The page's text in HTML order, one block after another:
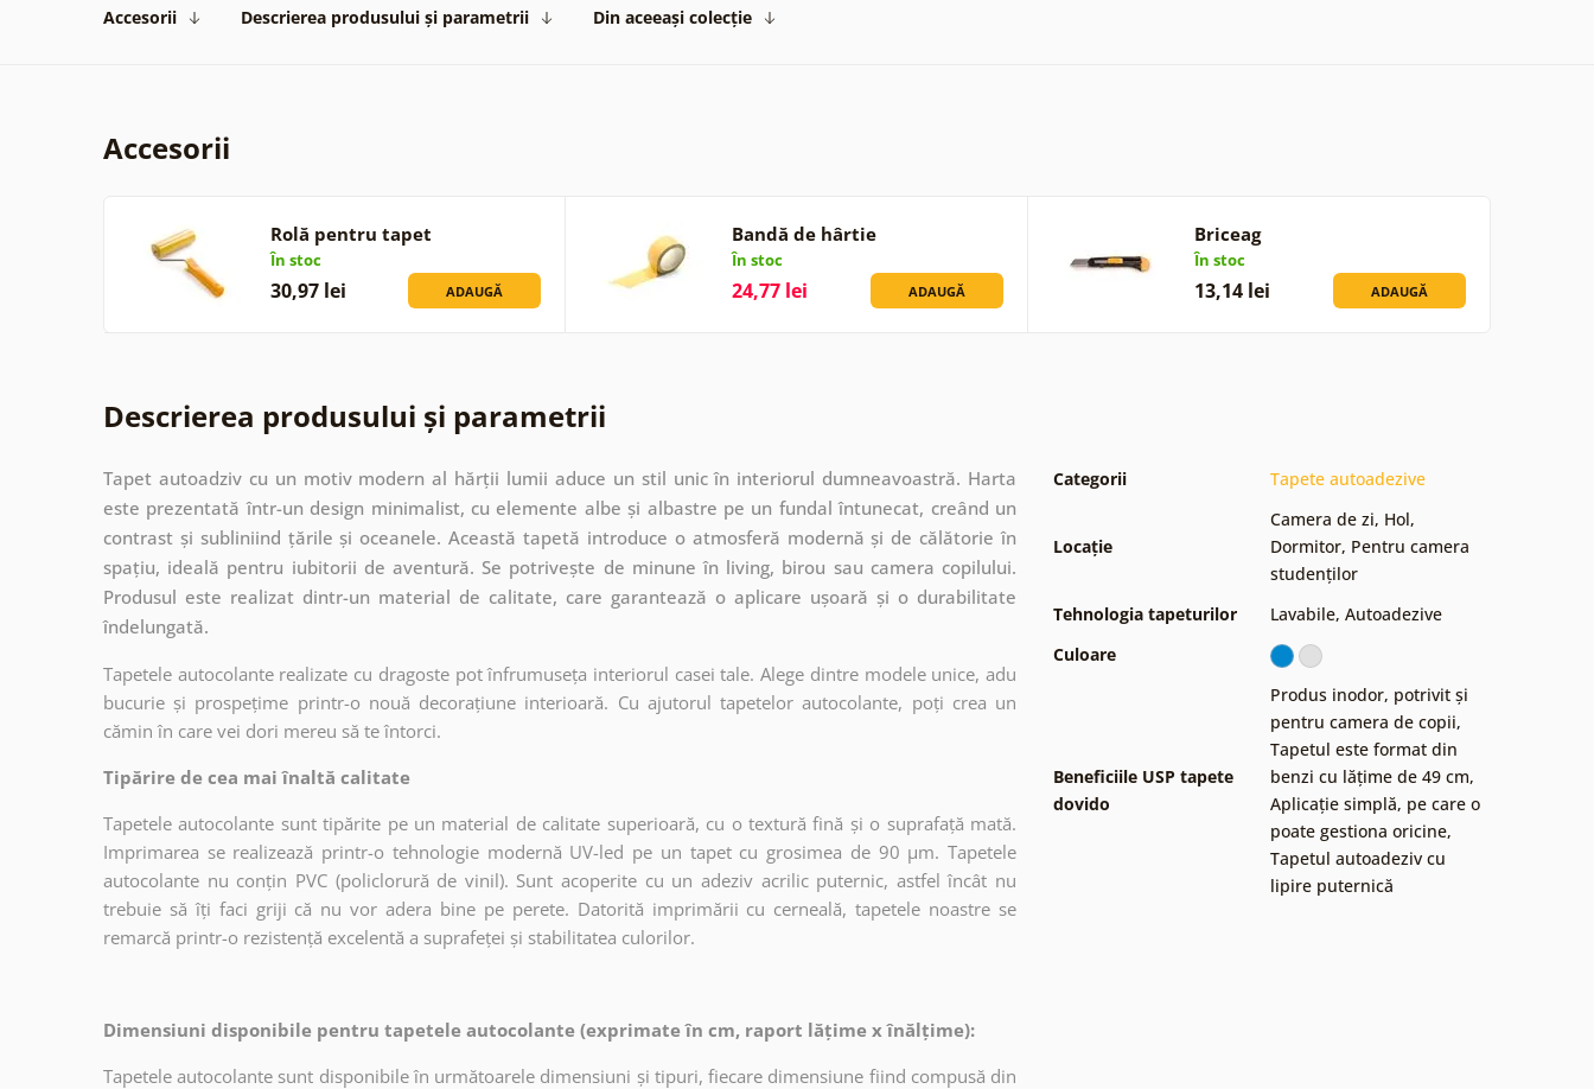
Accesorii Descrierea produsului și parametrii Din aceeași colecție
Accesorii
Rolă pentru tapet
În stoc
30,97 lei ADAUGĂ
Bandă de hârtie
În stoc
24,77 lei ADAUGĂ
Briceag
În stoc
13,14 lei ADAUGĂ
Descrierea produsului și parametrii
Tapet autoadziv cu un motiv modern al hărții lumii aduce un stil unic în interiorul dumneavoastră. Harta
este prezentată într-un design minimalist, cu elemente albe și albastre pe un fundal întunecat, creând un
contrast și subliniind țările și oceanele. Această tapetă introduce o atmosferă modernă și de călătorie în
spațiu, ideală pentru iubitorii de aventură. Se potrivește de minune în living, birou sau camera copilului.
Produsul este realizat dintr-un material de calitate, care garantează o aplicare ușoară și o durabilitate
îndelungată.
Tapetele autocolante realizate cu dragoste pot înfrumuseța interiorul casei tale. Alege dintre modele unice, adu
bucurie și prospețime printr-o nouă decorațiune interioară. Cu ajutorul tapetelor autocolante, poți crea un
cămin în care vei dori mereu să te întorci.
Tipărire de cea mai înaltă calitate
Tapetele autocolante sunt tipărite pe un material de calitate superioară, cu o textură fină și o suprafață mată.
Imprimarea se realizează printr-o tehnologie modernă UV-led pe un tapet cu grosimea de 90 µm. Tapetele
autocolante nu conțin PVC (policlorură de vinil). Sunt acoperite cu un adeziv acrilic puternic, astfel încât nu
trebuie să îți faci griji că nu vor adera bine pe perete. Datorită imprimării cu cerneală, tapetele noastre se
remarcă printr-o rezistență excelentă a suprafeței și stabilitatea culorilor.
Dimensiuni disponibile pentru tapetele autocolante (exprimate în cm, raport lățime x înălțime):
Tapetele autocolante sunt disponibile în următoarele dimensiuni și tipuri, fiecare dimensiune fiind compusă din
Categorii Tapete autoadezive
Locație
Camera de zi, Hol,
Dormitor, Pentru camera
studenților
Tehnologia tapeturilor
Lavabile, Autoadezive
Culoare
Beneficiile USP tapete
dovido
Produs inodor, potrivit și
pentru camera de copii,
Tapetul este format din
benzi cu lățime de 49 cm,
Aplicație simplă, pe care o
poate gestiona oricine,
Tapetul autoadeziv cu
lipire puternică